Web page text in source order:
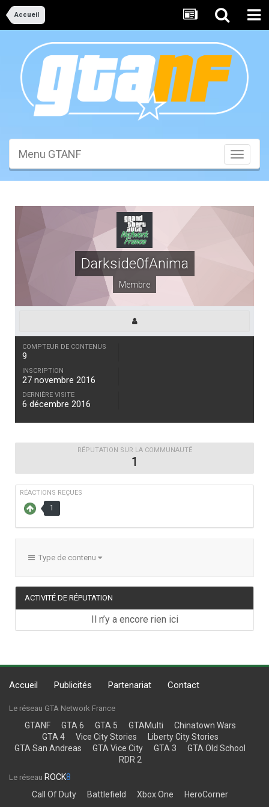
Accueil
Toggle
Menu GTANF
Darkside0fAnima
Membre
COMPTEUR DE CONTENUS
9
INSCRIPTION
27 novembre 2016
DERNIÈRE VISITE
6 décembre 2016
RÉPUTATION SUR LA COMMUNAUTÉ
1
RÉACTIONS REÇUES
1
Type de contenu
ACTIVITÉ DE RÉPUTATION
Il n’y a encore rien ici
Accueil Publicités Partenariat Contact
Le réseau GTA Network France
GTANF GTA 6 GTA 5 GTAMulti
Chinatown Wars
GTA 4
Vice City Stories
Liberty City Stories
GTA San Andreas
GTA Vice City GTA 3
GTA Old School
RDR 2
Le réseau ROCK8
Call Of Duty
Battlefield Xbox One HeroCorner